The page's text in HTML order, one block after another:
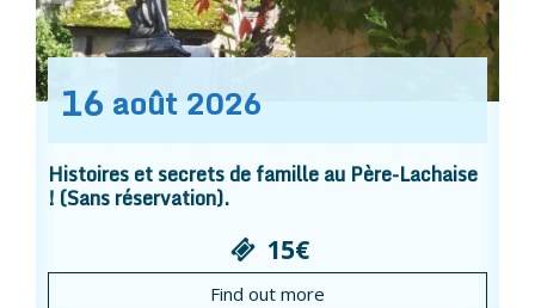
16 août 2026
Histoires et secrets de famille au Père-Lachaise
! (Sans réservation).
15€
Find out more